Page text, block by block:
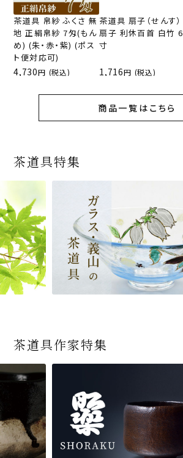
茶道具 帛紗 ふくさ 無
地 正絹帛紗 7匁(もん
め) (朱・赤・紫) (ポス
ト便対応可)
4,730 (税込)
茶道具 扇子（せんす）
扇子 利休百首 白竹 6
寸
1,716 (税込)
商品一覧はこちら
茶道具特集
茶道具作家特集